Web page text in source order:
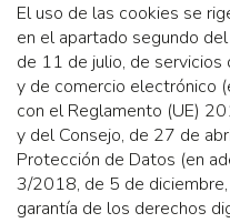
El uso de las cookies se
en el apartado segundo
de 11 de julio, de servicios
y de comercio electrónico
con el Reglamento (UE)
y del Consejo, de 27 de
Protección de Datos (en
3/2018, de 5 de
garantía de los derechos